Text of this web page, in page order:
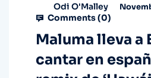
Odi O'Malley
Comments (0)
Maluma lleva a
cantar en